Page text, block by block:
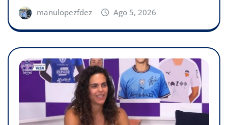
manulopezfdez Ago 5, 2026